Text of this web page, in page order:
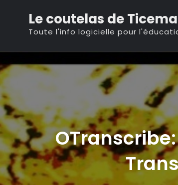
content
Le coutelas de
Toute l'info logicielle pour